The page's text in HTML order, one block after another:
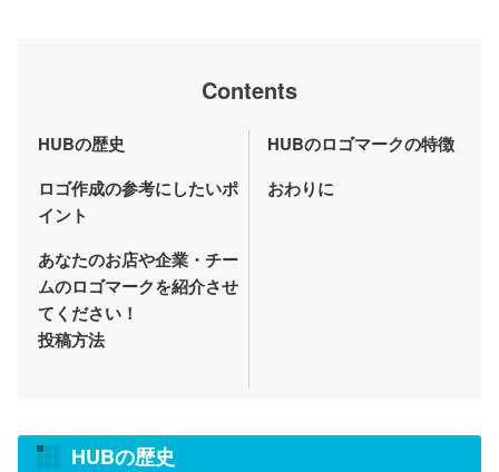
Contents
HUBの歴史
HUBのロゴマークの特徴
ロゴ作成の参考にしたいポ
イント
おわりに
あなたのお店や企業・チー
ムのロゴマークを紹介させ
てください！
投稿方法
HUBの歴史